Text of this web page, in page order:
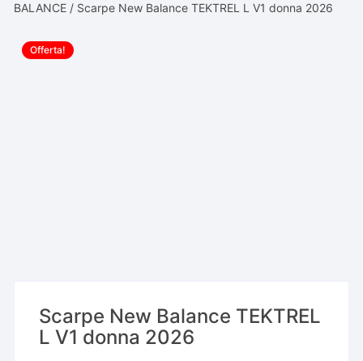
BALANCE / Scarpe New Balance TEKTREL L V1 donna 2026
Offerta!
Scarpe New Balance TEKTREL
L V1 donna 2026